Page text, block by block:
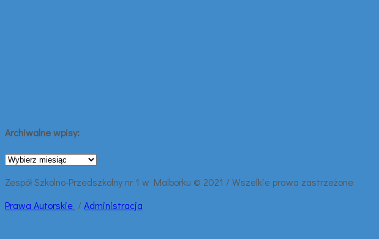
Archiwalne wpisy:
Archiwalne
Zespół Szkolno-Przedszkolny nr 1 w Malborku © 2021 / Wszelkie prawa zastrzeżone
Prawa Autorskie /Administracja